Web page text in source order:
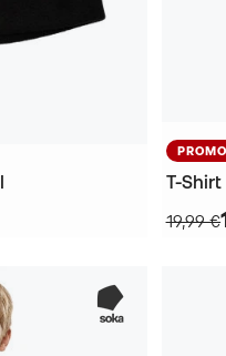
19,99 €